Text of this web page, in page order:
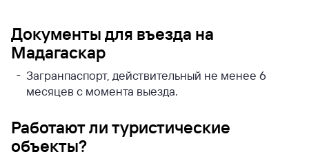
Документы для въезда на
Мадагаскар
Загранпаспорт, действительный не менее 6
месяцев с момента выезда.
Работают ли туристические
объекты?